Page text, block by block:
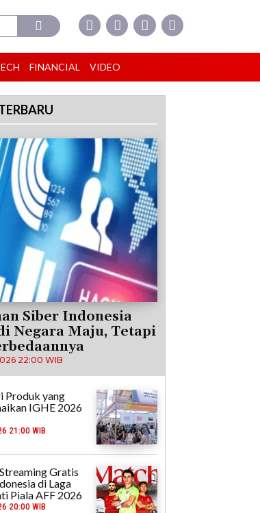
FINANCIAL VIDEO
Siber Indonesia
Negara Maju, Tetapi
22:00 WIB
Produk yang
IGHE 2026
21:00 WIB
Gratis
di Laga
Piala AFF 2026
20:00 WIB